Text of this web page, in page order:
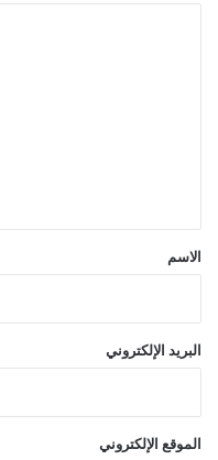
*الاسم
البريد الإلكتروني
الموقع الإلكتروني